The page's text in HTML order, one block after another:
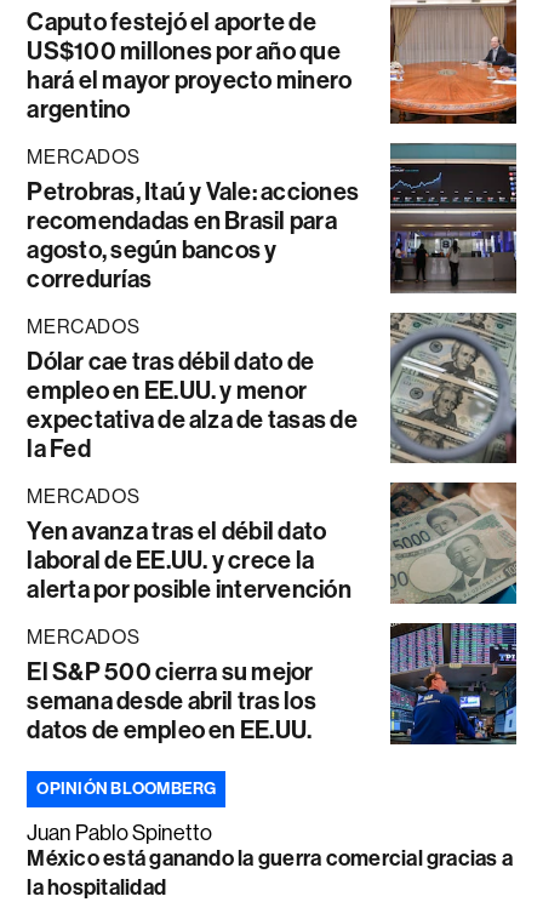
Caputo festejó el aporte de
US$100 millones por año que
hará el mayor proyecto minero
argentino
MERCADOS
Petrobras, Itaú y Vale: acciones
recomendadas en Brasil para
agosto, según bancos y
corredurías
MERCADOS
Dólar cae tras débil dato de
empleo en EE.UU. y menor
expectativa de alza de tasas de
la Fed
MERCADOS
Yen avanza tras el débil dato
laboral de EE.UU. y crece la
alerta por posible intervención
MERCADOS
El S&P 500 cierra su mejor
semana desde abril tras los
datos de empleo en EE.UU.
OPINIÓN BLOOMBERG
Juan Pablo Spinetto
México está ganando la guerra comercial gracias a
la hospitalidad